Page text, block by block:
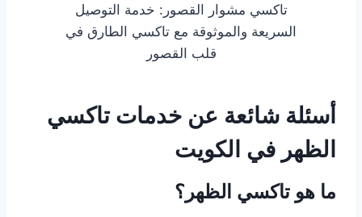
تاكسي مشوار القصور: خدمة التوصيل
السريعة والموثوقة مع تاكسي الطارق في
قلب القصور
أسئلة شائعة عن خدمات تاكسي
الظهر في الكويت
ما هو تاكسي الظهر؟